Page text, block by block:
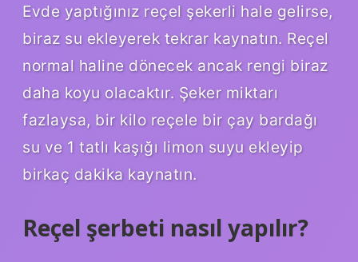
Evde yaptığınız reçel şekerli hale gelirse,
biraz su ekleyerek tekrar kaynatın. Reçel
normal haline dönecek ancak rengi biraz
daha koyu olacaktır. Şeker miktarı
fazlaysa, bir kilo reçele bir çay bardağı
su ve 1 tatlı kaşığı limon suyu ekleyip
birkaç dakika kaynatın.
Reçel şerbeti nasıl yapılır?